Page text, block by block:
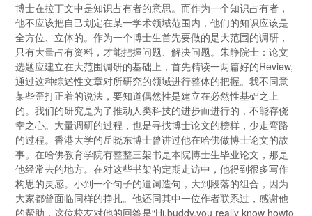
博士在拉丁文中是知识占有者的意思。而作为一个知识占有者，
他不应该把自己划定在某一学术领域范围内，他们的知识应该是
全方位、立体的。作为一个博士生首先要做的是大范围的调研，
只有大量占有资料，才能把握问题、解决问题。朱静院士：论文
选题应建立在大范围调研的基础上，首先精读一两篇好的Review,
通过这种综述性文章对所研究的领域进行整体的把握。我不同意
某些歪打正着的说法，要知道偶然性是建立在必然性基础之上
的。我们的研究是为了推动人类科技的进步而进行的，不能存侥
幸之心。大量调研的过程，也是寻找博士论文的榜样，少走弯路
的过程。香港大学的岳晓东博士曾讲过他在哈佛做博士论文的故
事。在哈佛教育学院有整整三架书是本院博士生毕业论文，那是
他经常去的地方。在对这些书架的定期走访中，他得到很多写作
构思的灵感。小到一个句子的遣词造句，大到段落的组合，因为
大家都曾面临同样的挣扎。他还同其中一位作者联系过，感谢他
的帮助，这位校友对他的回答是“Hi,buddy,you really know howto